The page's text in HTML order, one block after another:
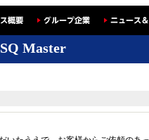
SQ Master